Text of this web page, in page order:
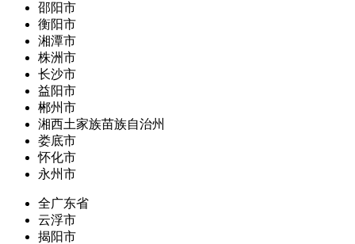
邵阳市
衡阳市
湘潭市
株洲市
长沙市
益阳市
郴州市
湘西土家族苗族自治州
娄底市
怀化市
永州市
全广东省
云浮市
揭阳市